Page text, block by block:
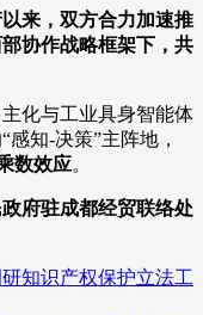
来，双方合力加速推
协作战略框架下，共
化与工业具身智能体
知-决策”主阵地，
数效应。
府驻成都经贸联络处
知识产权保护立法工